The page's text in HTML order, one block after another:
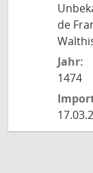
de
Jahr:
1474